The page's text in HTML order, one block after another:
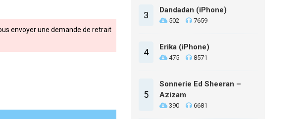
envoyer une demande de retrait
3 Dandadan (iPhone)
502 7659
4 Erika (iPhone)
475 8571
5
Sonnerie Ed Sheeran –
Azizam
390 6681